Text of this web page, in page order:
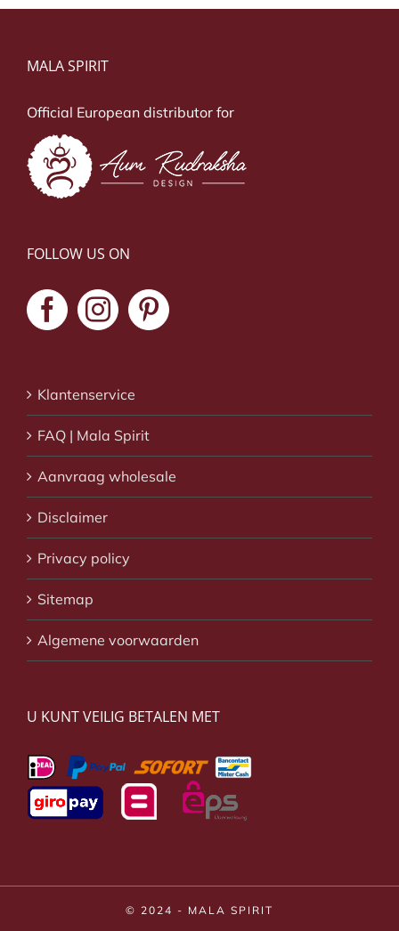
MALA SPIRIT
Official European distributor for
FOLLOW US ON
Klantenservice
FAQ | Mala Spirit
Aanvraag wholesale
Disclaimer
Privacy policy
Sitemap
Algemene voorwaarden
U KUNT VEILIG BETALEN MET
© 2024 - MALA SPIRIT